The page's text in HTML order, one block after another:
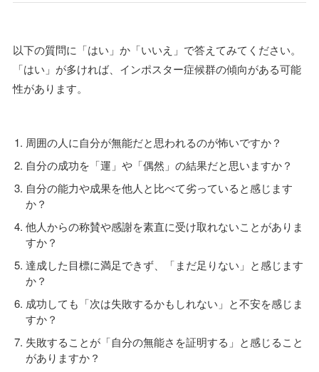
以下の質問に「はい」か「いいえ」で答えてみてください。
「はい」が多ければ、インポスター症候群の傾向がある可能
性があります。
周囲の人に自分が無能だと思われるのが怖いですか？
自分の成功を「運」や「偶然」の結果だと思いますか？
自分の能力や成果を他人と比べて劣っていると感じます
か？
他人からの称賛や感謝を素直に受け取れないことがありま
すか？
達成した目標に満足できず、「まだ足りない」と感じます
か？
成功しても「次は失敗するかもしれない」と不安を感じま
すか？
失敗することが「自分の無能さを証明する」と感じること
がありますか？